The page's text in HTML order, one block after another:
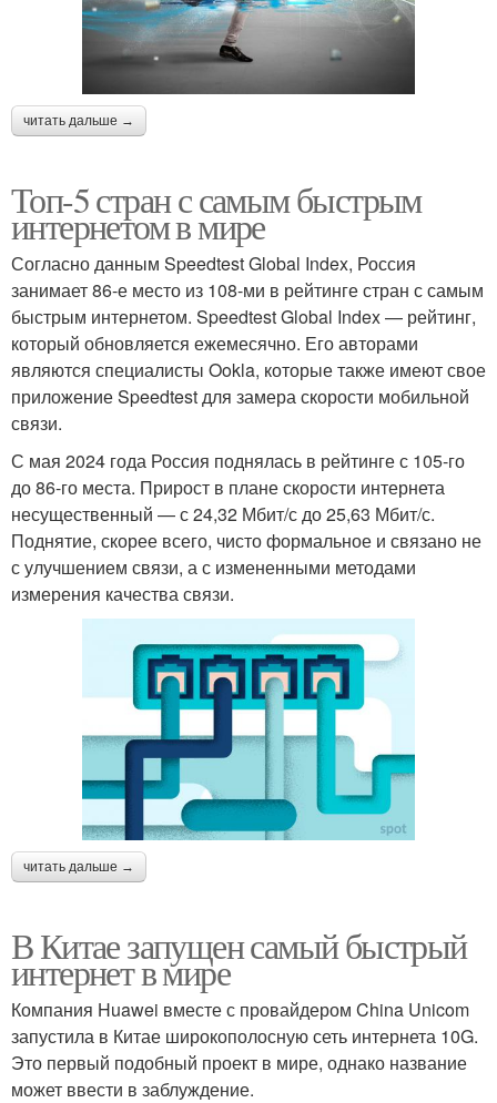
читать дальше →
Топ-5 стран с самым быстрым
интернетом в мире
Согласно данным Speedtest Global Index, Россия
занимает 86-е место из 108-ми в рейтинге стран с самым
быстрым интернетом. Speedtest Global Index — рейтинг,
который обновляется ежемесячно. Его авторами
являются специалисты Ookla, которые также имеют свое
приложение Speedtest для замера скорости мобильной
связи.
С мая 2024 года Россия поднялась в рейтинге с 105-го
до 86-го места. Прирост в плане скорости интернета
несущественный — с 24,32 Мбит/с до 25,63 Мбит/с.
Поднятие, скорее всего, чисто формальное и связано не
с улучшением связи, а с измененными методами
измерения качества связи.
читать дальше →
В Китае запущен самый быстрый
интернет в мире
Компания Huawei вместе с провайдером China Unicom
запустила в Китае широкополосную сеть интернета 10G.
Это первый подобный проект в мире, однако название
может ввести в заблуждение.